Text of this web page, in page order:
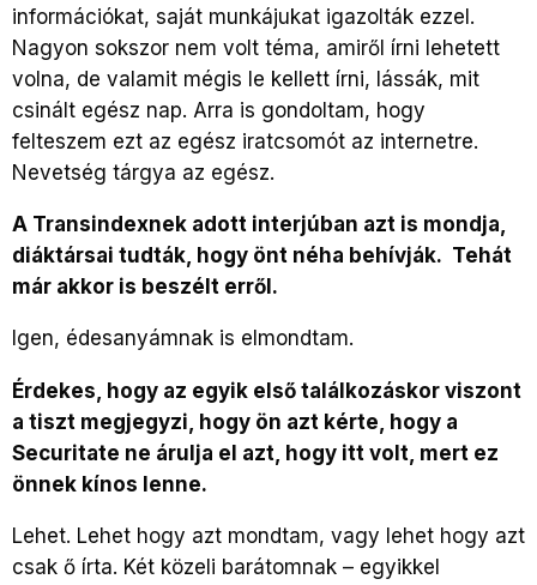
információkat, saját munkájukat igazolták ezzel.
Nagyon sokszor nem volt téma, amiről írni lehetett
volna, de valamit mégis le kellett írni, lássák, mit
csinált egész nap. Arra is gondoltam, hogy
felteszem ezt az egész iratcsomót az internetre.
Nevetség tárgya az egész.
A Transindexnek adott interjúban azt is mondja,
diáktársai tudták, hogy önt néha behívják. Tehát
már akkor is beszélt erről.
Igen, édesanyámnak is elmondtam.
Érdekes, hogy az egyik első találkozáskor viszont
a tiszt megjegyzi, hogy ön azt kérte, hogy a
Securitate ne árulja el azt, hogy itt volt, mert ez
önnek kínos lenne.
Lehet. Lehet hogy azt mondtam, vagy lehet hogy azt
csak ő írta. Két közeli barátomnak – egyikkel